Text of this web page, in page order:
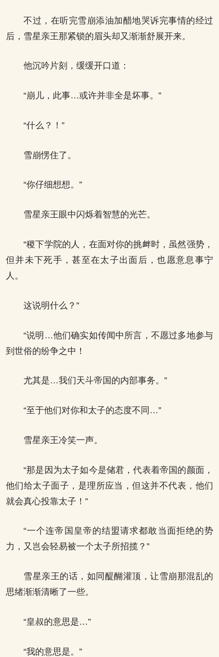
不过，在听完雪崩添油加醋地哭诉完事情的经过
后，雪星亲王那紧锁的眉头却又渐渐舒展开来。
他沉吟片刻，缓缓开口道：
“崩儿，此事…或许并非全是坏事。”
“什么？！”
雪崩愣住了。
“你仔细想想。”
雪星亲王眼中闪烁着智慧的光芒。
“稷下学院的人，在面对你的挑衅时，虽然强势，
但并未下死手，甚至在太子出面后，也愿意息事宁
人。
这说明什么？”
“说明…他们确实如传闻中所言，不愿过多地参与
到世俗的纷争之中！
尤其是…我们天斗帝国的内部事务。”
“至于他们对你和太子的态度不同…”
雪星亲王冷笑一声。
“那是因为太子如今是储君，代表着帝国的颜面，
他们给太子面子，是理所应当，但这并不代表，他们
就会真心投靠太子！”
“一个连帝国皇帝的结盟请求都敢当面拒绝的势
力，又岂会轻易被一个太子所招揽？”
雪星亲王的话，如同醍醐灌顶，让雪崩那混乱的
思绪渐渐清晰了一些。
“皇叔的意思是…”
“我的意思是。”